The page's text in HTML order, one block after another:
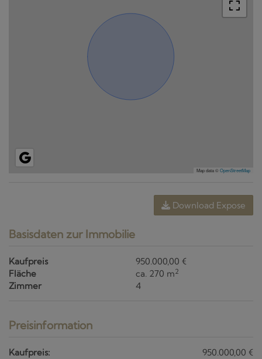
Map data ©OpenStreetMap
Download Expose
Basisdaten zur Immobilie
Kaufpreis
950.000,00 €
Fläche
ca. 270 m2
Zimmer 4
Preisinformation
Kaufpreis: 950.000,00 €